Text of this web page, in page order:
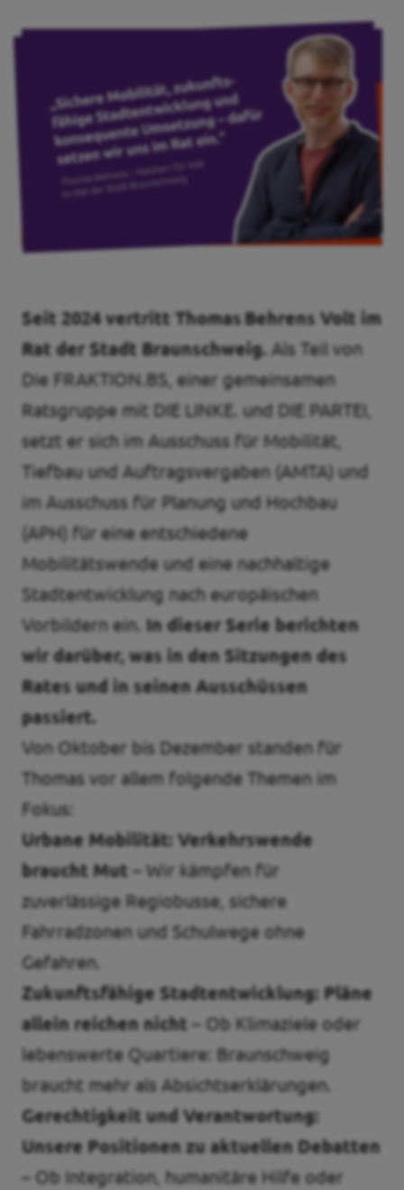
Unsere Events
Mache bei uns mit!
Deine Spende für Volt!
Events und Treffen
Transparenz
Pressemitteilungen
Impressum
Seit 2024 vertritt Thomas Behrens Volt im
Rat der Stadt Braunschweig. Als Teil von
Die FRAKTION.BS, einer gemeinsamen
Ratsgruppe mit DIE LINKE. und DIE PARTEI,
setzt er sich im Ausschuss für Mobilität,
Tiefbau und Auftragsvergaben (AMTA) und
im Ausschuss für Planung und Hochbau
(APH) für eine entschiedene
Mobilitätswende und eine nachhaltige
Stadtentwicklung nach europäischen
Vorbildern ein​. In dieser Serie berichten
wir darüber, was in den Sitzungen des
Rates und in seinen Ausschüssen
passiert.
Von Oktober bis Dezember standen für
Thomas vor allem folgende Themen im
Fokus:
Urbane Mobilität: Verkehrswende
braucht Mut – Wir kämpfen für
zuverlässige Regiobusse, sichere
Fahrradzonen und Schulwege ohne
Gefahren.
Zukunftsfähige Stadtentwicklung: Pläne
allein reichen nicht – Ob Klimaziele oder
lebenswerte Quartiere: Braunschweig
braucht mehr als Absichtserklärungen.
Gerechtigkeit und Verantwortung:
Unsere Positionen zu aktuellen Debatten
– Ob Integration, humanitäre Hilfe oder